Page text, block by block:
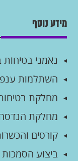
מידע נוסף
נאמני
השתלמות
מחלקת
מחלקת הנדסה
קורסים
ביצוע הסמכות